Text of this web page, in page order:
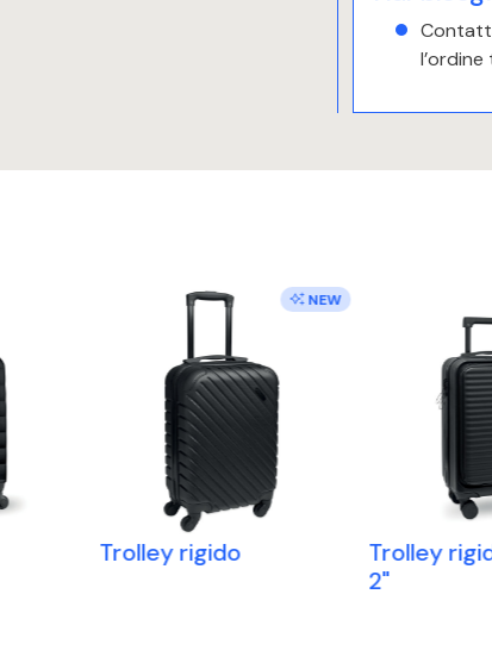
NEW
Trolley rigido
Trolley
2"